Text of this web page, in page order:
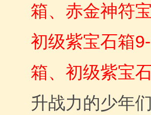
箱、赤金神符
初级紫宝石箱
箱、初级紫宝
升战力的少年